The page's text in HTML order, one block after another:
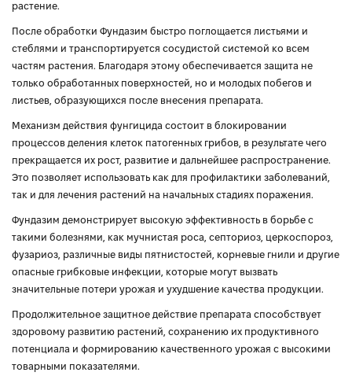
растение.
После обработки Фундазим быстро поглощается листьями и
стеблями и транспортируется сосудистой системой ко всем
частям растения. Благодаря этому обеспечивается защита не
только обработанных поверхностей, но и молодых побегов и
листьев, образующихся после внесения препарата.
Механизм действия фунгицида состоит в блокировании
процессов деления клеток патогенных грибов, в результате чего
прекращается их рост, развитие и дальнейшее распространение.
Это позволяет использовать как для профилактики заболеваний,
так и для лечения растений на начальных стадиях поражения.
Фундазим демонстрирует высокую эффективность в борьбе с
такими болезнями, как мучнистая роса, септориоз, церкоспороз,
фузариоз, различные виды пятнистостей, корневые гнили и другие
опасные грибковые инфекции, которые могут вызвать
значительные потери урожая и ухудшение качества продукции.
Продолжительное защитное действие препарата способствует
здоровому развитию растений, сохранению их продуктивного
потенциала и формированию качественного урожая с высокими
товарными показателями.